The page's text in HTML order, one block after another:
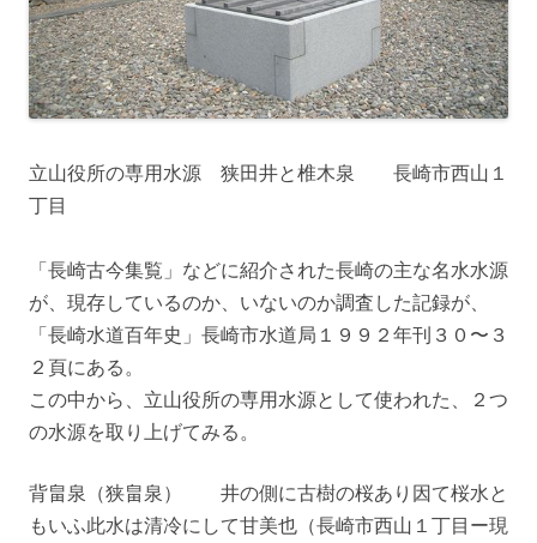
立山役所の専用水源 狭田井と椎木泉 長崎市西山１
丁目
「長崎古今集覧」などに紹介された長崎の主な名水水源
が、現存しているのか、いないのか調査した記録が、
「長崎水道百年史」長崎市水道局１９９２年刊３０〜３
２頁にある。
この中から、立山役所の専用水源として使われた、２つ
の水源を取り上げてみる。
背畠泉（狭畠泉） 井の側に古樹の桜あり因て桜水と
もいふ此水は清冷にして甘美也（長崎市西山１丁目ー現